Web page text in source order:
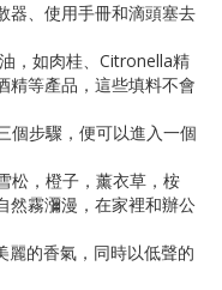
器、使用手冊和滴頭塞去
，如肉桂、Citronella精
精等產品，這些填料不會
個步驟，便可以進入一個
松，橙子，薰衣草，桉
然霧瀰漫，在家裡和辦公
的香氣，同時以低聲的